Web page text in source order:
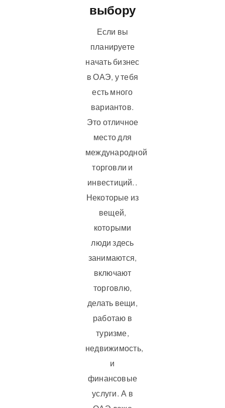
выбору
Если вы
планируете
начать бизнес
в ОАЭ, у тебя
есть много
вариантов.
Это отличное
место для
международной
торговли и
инвестиций..
Некоторые из
вещей,
которыми
люди здесь
занимаются,
включают
торговлю,
делать вещи,
работаю в
туризме,
недвижимость,
и
финансовые
услуги. А в